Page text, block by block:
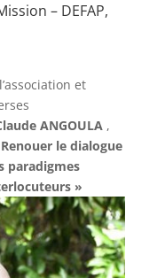
– DEFAP,
et
ANGOULA,
le dialogue
paradigmes
»